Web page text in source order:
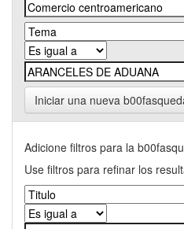
Iniciar una nueva
Adicione filtros para la
Use filtros para refinar los